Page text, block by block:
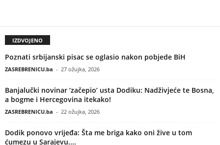
IZDVOJENO
Poznati srbijanski pisac se oglasio nakon pobjede BiH
ZASREBRENICU.ba - 27 ožujka, 2026
Banjalučki novinar ‘začepio’ usta Dodiku: Nadživjeće te Bosna,
a bogme i Hercegovina itekako!
ZASREBRENICU.ba - 22 ožujka, 2026
Dodik ponovo vrijeđa: Šta me briga kako oni žive u tom
ćumezu u Sarajevu....